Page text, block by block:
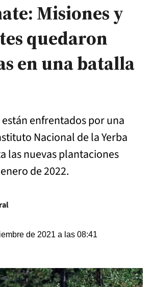
Misiones y
quedaron
en una batalla
enfrentados por una
Nacional de la Yerba
las nuevas plantaciones
de 2022.
de 2021 a las 08:41